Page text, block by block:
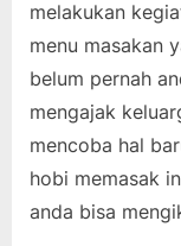
melakukan
menu masakan
belum pernah
mengajak
mencoba hal
hobi memasak
anda bisa